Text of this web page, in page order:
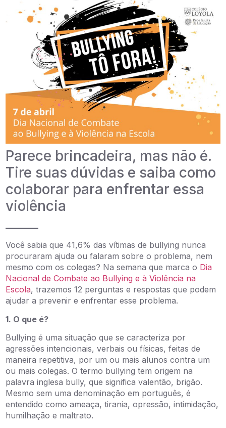
Parece brincadeira, mas não é.
Tire suas dúvidas e saiba como
colaborar para enfrentar essa
violência
Você sabia que 41,6% das vítimas de bullying nunca
procuraram ajuda ou falaram sobre o problema, nem
mesmo com os colegas? Na semana que marca o Dia
Nacional de Combate ao Bullying e à Violência na
Escola, trazemos 12 perguntas e respostas que podem
ajudar a prevenir e enfrentar esse problema.
1. O que é?
Bullying é uma situação que se caracteriza por
agressões intencionais, verbais ou físicas, feitas de
maneira repetitiva, por um ou mais alunos contra um
ou mais colegas. O termo bullying tem origem na
palavra inglesa bully, que significa valentão, brigão.
Mesmo sem uma denominação em português, é
entendido como ameaça, tirania, opressão, intimidação,
humilhação e maltrato.